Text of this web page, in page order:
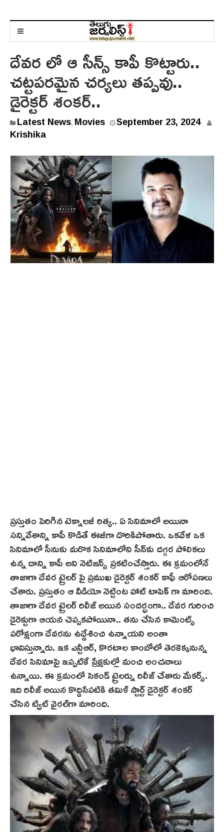
దేవర లో ఆ సీన్స్ కాపీ కొట్టారు..
చట్టపరమైన చర్యలు తప్పవు..
డైరెక్టర్ శంకర్..
Latest News, Movies September 23, 2024
Krishika
ప్రస్తుతం పెరిగిన టెక్నాలజీ రిత్య.. ఏ సినిమాలో అయినా
సన్నివేశాన్ని కాపీ కొడితే ఈజీగా దొరికిపోతారు. ఒకవేళ ఒక
సినిమాలో సీనుకు మరొక సినిమాలోని సీన్‌కు దగ్గర పోలికలు
ఉన్న దాన్ని కాపీ అని నెటిజన్స్ ప్రకటించేస్తారు. ఈ క్రమంలోనే
తాజాగా దేవర ట్రైలర్ పై ప్రముఖ డైరెక్టర్ శంకర్ కాఫీ ఆరోపణలు
చేశారు. ప్రస్తుతం ఆ వీడియో నెట్టింట హాట్ టాపిక్ గా మారింది.
తాజాగా దేవ‌ర‌ ట్రైలర్ రిలీజ్ అయిన సందర్భంగా.. దేవర గురించి
డైరెక్టుగా ఆయన చెప్పకపోయినా.. తను చేసిన కామెంట్స్
పరోక్షంగా దేవరను ఉద్దేశించి ఉన్నాయని అంతా
భావిస్తున్నారు. ఇక ఎన్టీఆర్, కొరటాల కాంబోలో తెరకెక్కనున్న
దేవర సినిమాపై ఇప్పటికే ప్రేక్షకుల్లో మంచి అంచనాలు
ఉన్నాయి. ఈ క్ర‌మంలో సెకండ్ ట్రైలర్ను రిలీజ్ చేశారు మేక‌ర్స్‌.
ఇది రిలీజ్ అయిన కొద్దిసేపటికి తమిళ్ స్టార్ట్ డైరెక్టర్ శంక‌ర్‌
చేసిన ట్విట్ వైరల్‌గా మారింది.